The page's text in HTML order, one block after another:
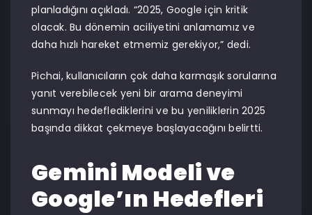
planladığını açıkladı. “2025, Google için kritik
olacak. Bu dönemin aciliyetini anlamamız ve
daha hızlı hareket etmemiz gerekiyor,” dedi.
Pichai, kullanıcıların çok daha karmaşık sorularına
yanıt verebilecek yeni bir arama deneyimi
sunmayı hedeflediklerini ve bu yeniliklerin 2025
başında dikkat çekmeye başlayacağını belirtti.
Gemini Modeli ve
Google’ın Hedefleri